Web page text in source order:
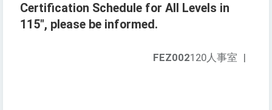
Certification Schedule for All Levels in
115", please be informed.
FEZ002120人事室 |